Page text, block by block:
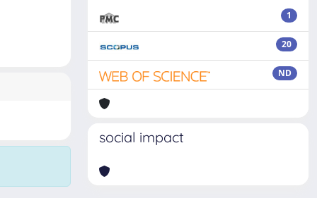
1
20
ND
social impact